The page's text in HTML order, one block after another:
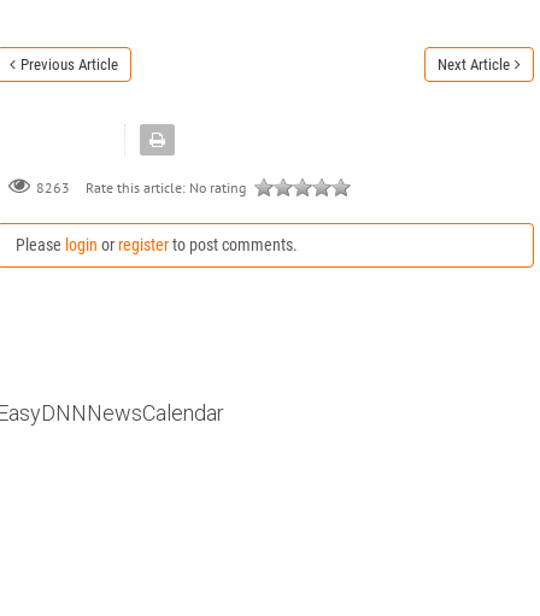
Previous Article Next Article
8263 Rate this article: No rating
Please login orregisterto post comments.